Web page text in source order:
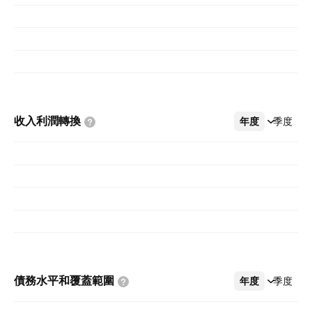
收入利潤轉換 年度 季度
更多
債務水平和覆蓋範圍 年度 季度
更多